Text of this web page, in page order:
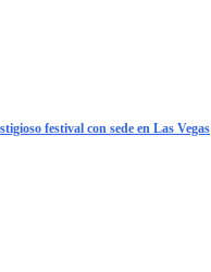
festival con sede en Las Vegas